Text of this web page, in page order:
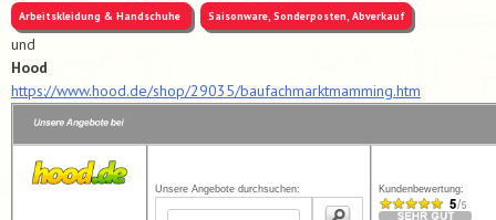
Arbeitskleidung & Handschuhe Saisonware, Sonderposten, Abverkauf
und
Hood
https://www.hood.de/shop/29035/baufachmarktmamming.htm
Unsere Angebote durchsuchen: Kundenbewertung: